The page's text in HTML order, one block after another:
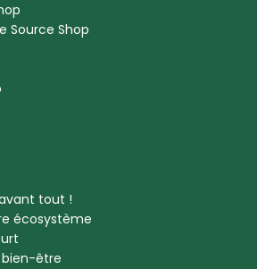
Source Shop
tout !
écosystème
bien-être